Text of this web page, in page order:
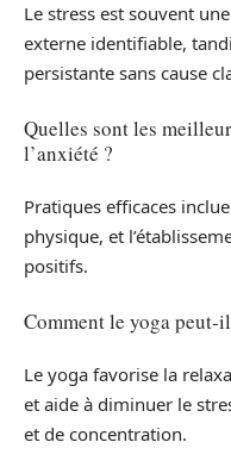
Le stress est souvent
externe identifiable,
persistante sans cause
Quelles sont les
l’anxiété ?
Pratiques efficaces
physique, et
positifs.
Comment le yoga peut-
Le yoga favorise la
et aide à diminuer le
et de concentration.